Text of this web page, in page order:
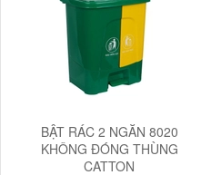
BẬT RÁC 2 NGĂN 8020
KHÔNG ĐÓNG THÙNG
CATTON